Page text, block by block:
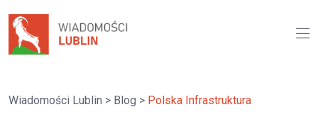
Wiadomości Lublin > Blog > Polska Infrastruktura